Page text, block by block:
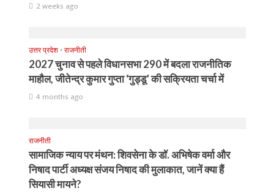
2 weeks ago
उत्तर प्रदेश • राजनीती
2027 चुनाव से पहले विधानसभा 290 में बदला राजनीतिक
माहौल, जीतेन्द्र कुमार गुप्ता ‘गुड्डू’ की सक्रियता चर्चा में
4 months ago
राजनीती
सामाजिक न्याय पर मंथन: शिवसेना के डॉ. अभिषेक वर्मा और
निषाद पार्टी अध्यक्ष संजय निषाद की मुलाकात, जानें क्या हैं
सियासी मायने?